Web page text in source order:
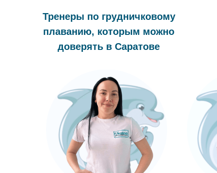
Тренеры по грудничковому
плаванию, которым можно
доверять в Саратове